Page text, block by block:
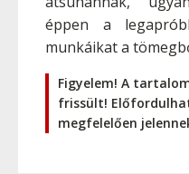
éppen a
munkáikat a
Figyelem! A
frissült!
megfelelően